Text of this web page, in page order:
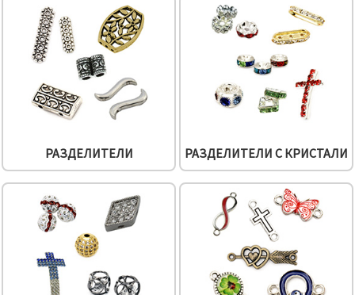
дадения
"бисквитки"
и кликнеш
бутона
Приеми
на
бисквитките
РАЗДЕЛИТЕЛИ РАЗДЕЛИТЕЛИ С КРИСТАЛИ